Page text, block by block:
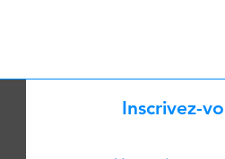
Inscrivez-